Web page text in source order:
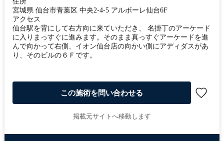
宮城県 仙台市青葉区 中央2-4-5 アルボーレ仙台6F
アクセス
仙台駅を背にして右方向に来ていただき、 名掛丁のアーケード
に入りまっすぐに進みます。そのまま真っすぐアーケードを進
んで向かって右側、イオン仙台店の向かい側にアディダスがあ
り、そのビルの６Ｆです。
この施術を問い合わせる
掲載元サイトへ移動します